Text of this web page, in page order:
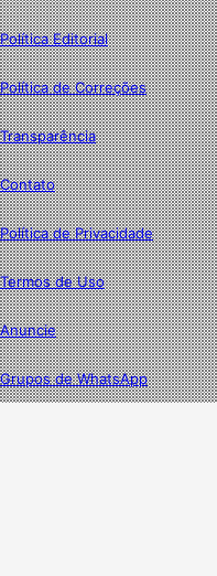
Política Editorial
Política de Correções
Transparência
Contato
Política de Privacidade
Termos de Uso
Anuncie
Grupos de WhatsApp